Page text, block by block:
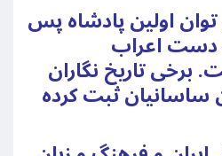
اولین پادشاه پس
دست اعراب
برخی تاریخ نگاران
ساسانیان ثبت کرده